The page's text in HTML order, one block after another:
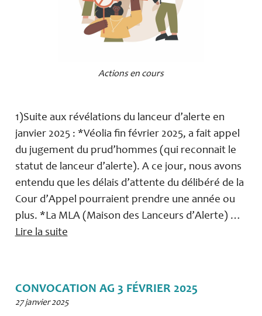
Actions en cours
1)Suite aux révélations du lanceur d’alerte en
janvier 2025 : *Véolia fin février 2025, a fait appel
du jugement du prud’hommes (qui reconnait le
statut de lanceur d’alerte). A ce jour, nous avons
entendu que les délais d’attente du délibéré de la
Cour d’Appel pourraient prendre une année ou
plus. *La MLA (Maison des Lanceurs d’Alerte) …
Lire la suite
CONVOCATION AG 3 FÉVRIER 2025
27 janvier 2025